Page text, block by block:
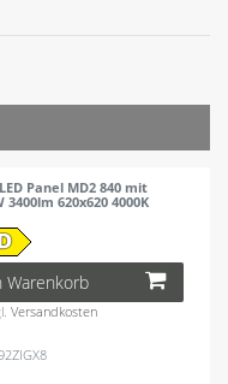
Panel MD2 840 mit
620x620 4000K
Warenkorb
Versandkosten